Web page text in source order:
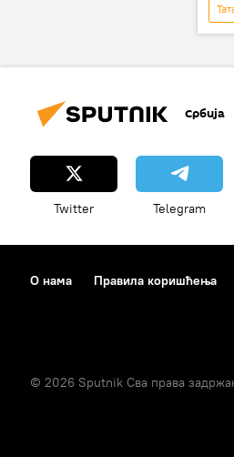
Србија
Twitter Telegram
О нама Правила коришћења
© 2026 Sputnik Сва права